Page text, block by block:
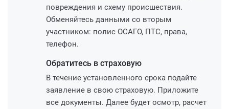
повреждения и схему происшествия.
Обменяйтесь данными со вторым
участником: полис ОСАГО, ПТС, права,
телефон.
Обратитесь в страховую
В течение установленного срока подайте
заявление в свою страховую. Приложите
все документы. Далее будет осмотр, расчет